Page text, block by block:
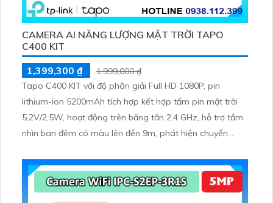
CAMERA AI NĂNG LƯỢNG MẶT TRỜI TAPO
C400 KIT
1,399,300 ₫
1,999,000 ₫
Tapo C400 KIT với độ phân giải Full HD 1080P, pin
lithium-ion 5200mAh tích hợp kết hợp tấm pin mặt trời
5,2V/2,5W, hoạt động trên băng tần 2,4 GHz, hỗ trợ tầm
nhìn ban đêm có màu lên đến 9m, phát hiện chuyển
thẻ microSD lên đến 512GB